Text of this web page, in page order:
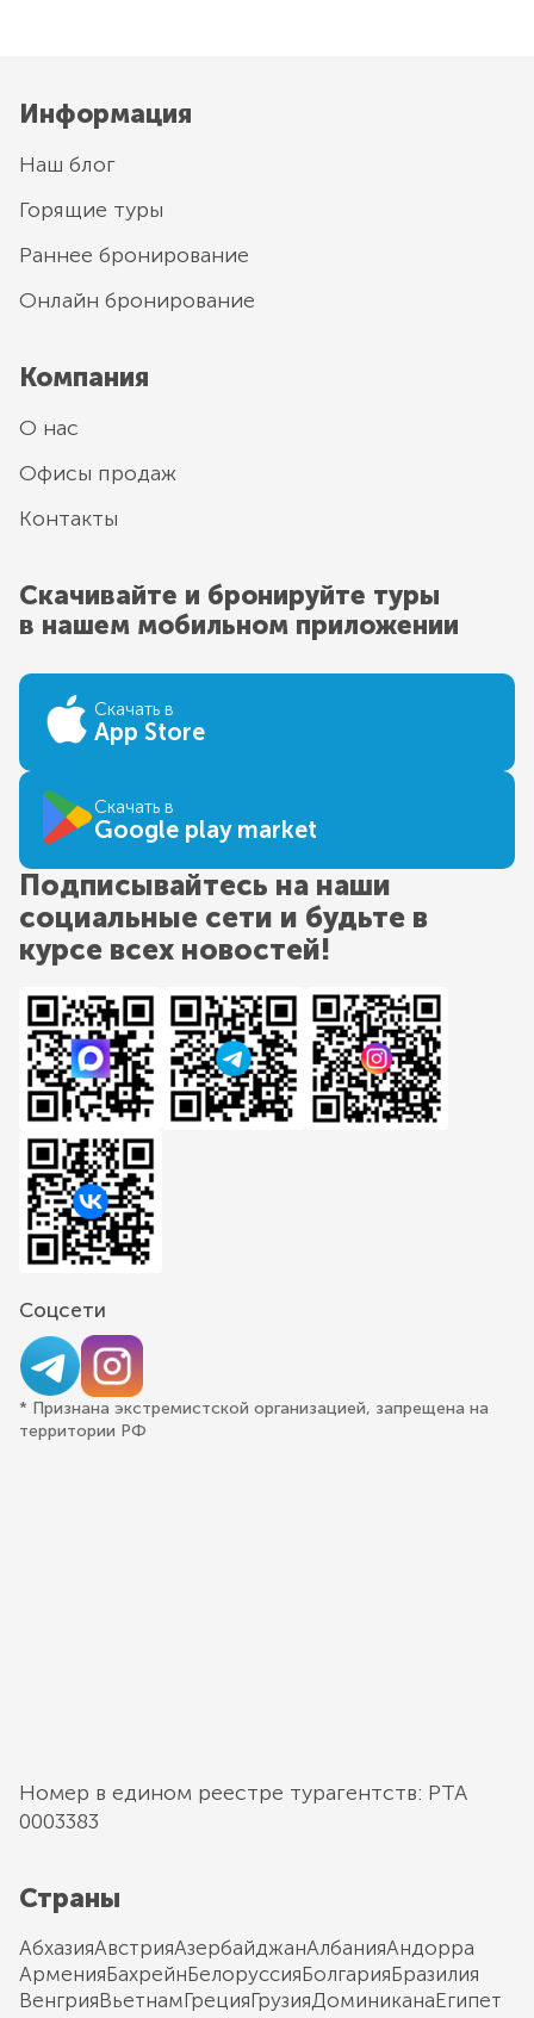
Информация
Наш блог
Горящие туры
Раннее бронирование
Онлайн бронирование
Компания
О нас
Офисы продаж
Контакты
Скачивайте и бронируйте туры
в нашем мобильном приложении
Скачать в
App Store
Скачать в
Google play market
Подписывайтесь на наши
социальные сети и будьте в
курсе всех новостей!
Соцсети
* Признана экстремистской организацией, запрещена на
территории РФ
Номер в едином реестре турагентств: РТА
0003383
Страны
АбхазияАвстрияАзербайджанАлбанияАндорра
АрменияБахрейнБелоруссияБолгарияБразилия
ВенгрияВьетнамГрецияГрузияДоминиканаЕгипет